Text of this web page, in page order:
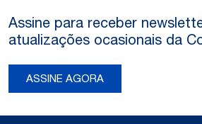
Assine para receber
atualizações ocasionais da
ASSINE AGORA